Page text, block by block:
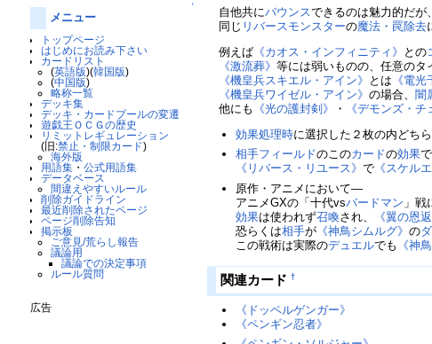
↑
メニュー
トップページ
はじめにお読み下さい
カードリスト
(英語版)(韓国版)
(中国版)
略称一覧
デッキ集
デッキ・カードプールの変遷
遊戯王ＯＣＧの歴史
リミットレギュレーション
(旧:禁止・制限カード)
海外版
用語集・ 公式用語集
データベース
間違えやすいルール
削除ガイドライン
最近削除されたページ
ページ削除告知
掲示板
ご意見/荒らし報告
議論用
議論での決定事項
ルール質問
広告
自他共にバウンスできるのは魅力的だが、
同じ リバースモンスターの魔法・罠除去
例えば 《カオス・インフィニティ》 との
《激流葬》等には弱いものの、任意のタ
《機皇兵スキエル・アイン》 とは 《電
《機皇兵ワイゼル・アイン》の場合、 闇
他にも 《光の護封剣》 ・ 《デモンズ・
効果処理時に選択した２枚の内どち
相手フィールドのこのカードの効果で
《リバース・リユース》で 《スケル
原作・アニメにおいて―
アニメGXの「十代vsバードマン 」戦
効果は使われず召喚され、 《翼の恩
恐らくは相手が 《神鳥シムルグ》の
この戦術は実際のデュエルでも 《神
関連カード †
《ドッペルゲンガー》
《ペンギン忍者》